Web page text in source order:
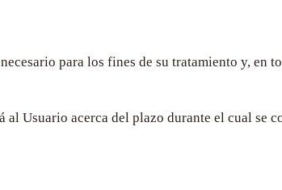
para los fines de su tratamiento y, en
Usuario acerca del plazo durante el cual se